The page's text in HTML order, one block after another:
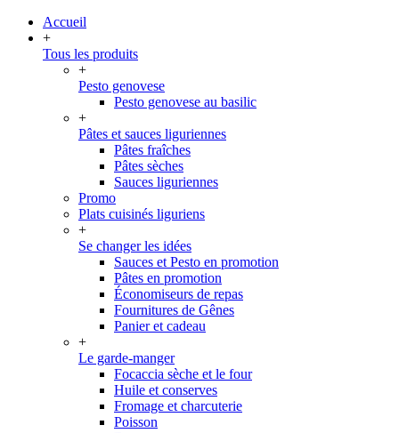
Accueil
+
Tous les produits
+
Pesto genovese
Pesto genovese au basilic
+
Pâtes et sauces liguriennes
Pâtes fraîches
Pâtes sèches
Sauces liguriennes
Promo
Plats cuisinés liguriens
+
Se changer les idées
Sauces et Pesto en promotion
Pâtes en promotion
Économiseurs de repas
Fournitures de Gênes
Panier et cadeau
+
Le garde-manger
Focaccia sèche et le four
Huile et conserves
Fromage et charcuterie
Poisson